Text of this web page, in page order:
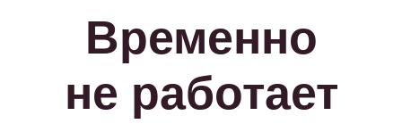
Временно
не работает